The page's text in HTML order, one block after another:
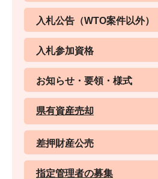
入札公告（WTO案件以外）
入札参加資格
お知らせ・要領・様式
県有資産売却
差押財産公売
指定管理者の募集